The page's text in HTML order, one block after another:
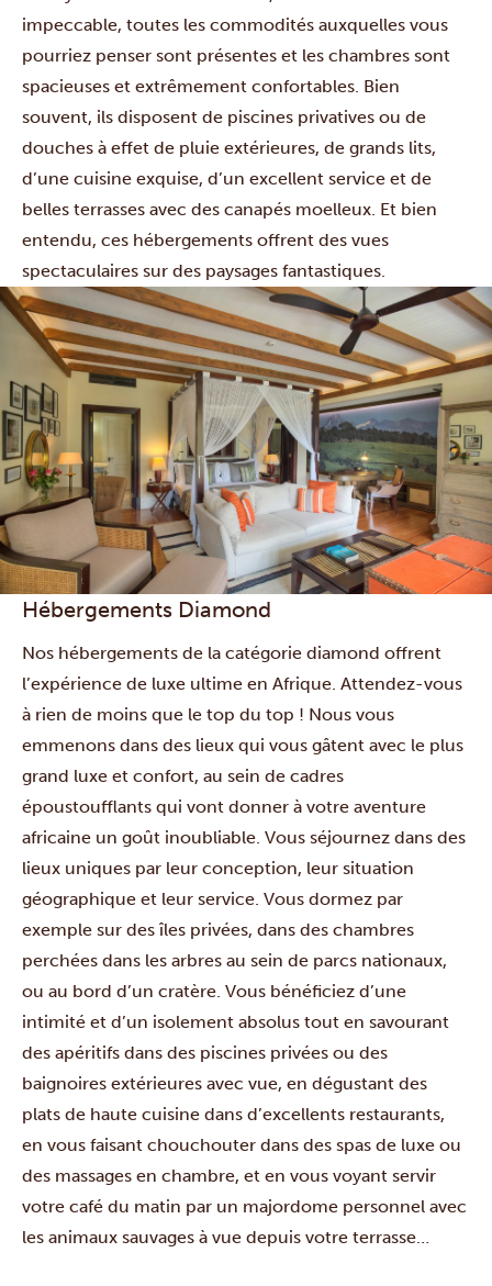
impeccable, toutes les commodités auxquelles vous
pourriez penser sont présentes et les chambres sont
spacieuses et extrêmement confortables. Bien
souvent, ils disposent de piscines privatives ou de
douches à effet de pluie extérieures, de grands lits,
d’une cuisine exquise, d’un excellent service et de
belles terrasses avec des canapés moelleux. Et bien
entendu, ces hébergements offrent des vues
spectaculaires sur des paysages fantastiques.
Hébergements Diamond
Nos hébergements de la catégorie diamond offrent
l’expérience de luxe ultime en Afrique. Attendez-vous
à rien de moins que le top du top ! Nous vous
emmenons dans des lieux qui vous gâtent avec le plus
grand luxe et confort, au sein de cadres
époustoufflants qui vont donner à votre aventure
africaine un goût inoubliable. Vous séjournez dans des
lieux uniques par leur conception, leur situation
géographique et leur service. Vous dormez par
exemple sur des îles privées, dans des chambres
perchées dans les arbres au sein de parcs nationaux,
ou au bord d’un cratère. Vous bénéficiez d’une
intimité et d’un isolement absolus tout en savourant
des apéritifs dans des piscines privées ou des
baignoires extérieures avec vue, en dégustant des
plats de haute cuisine dans d’excellents restaurants,
en vous faisant chouchouter dans des spas de luxe ou
des massages en chambre, et en vous voyant servir
votre café du matin par un majordome personnel avec
les animaux sauvages à vue depuis votre terrasse…